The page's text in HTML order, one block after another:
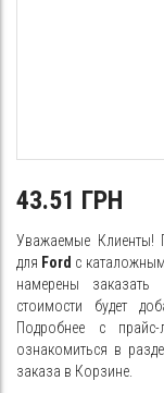
43.51 ГРН
Уважаемые Клиенты!
для Ford с
намерены заказать
стоимости будет
Подробнее с
ознакомиться в
заказа в Корзине.